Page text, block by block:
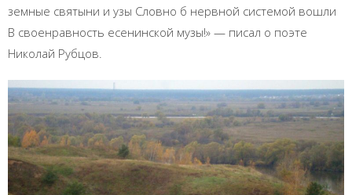
земные святыни и узы Словно б нервной системой вошли
В своенравность есенинской музы!» — писал о поэте
Николай Рубцов.